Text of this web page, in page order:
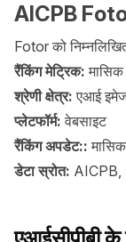
AICPB
Fotor को
रैंकिंग मेट्रिक:मासिक
श्रेणी क्षेत्र:एआई
प्लेटफॉर्म:वेबसाइट
रैंकिंग अपडेट::मासिक
डेटा स्रोत: AICPB,